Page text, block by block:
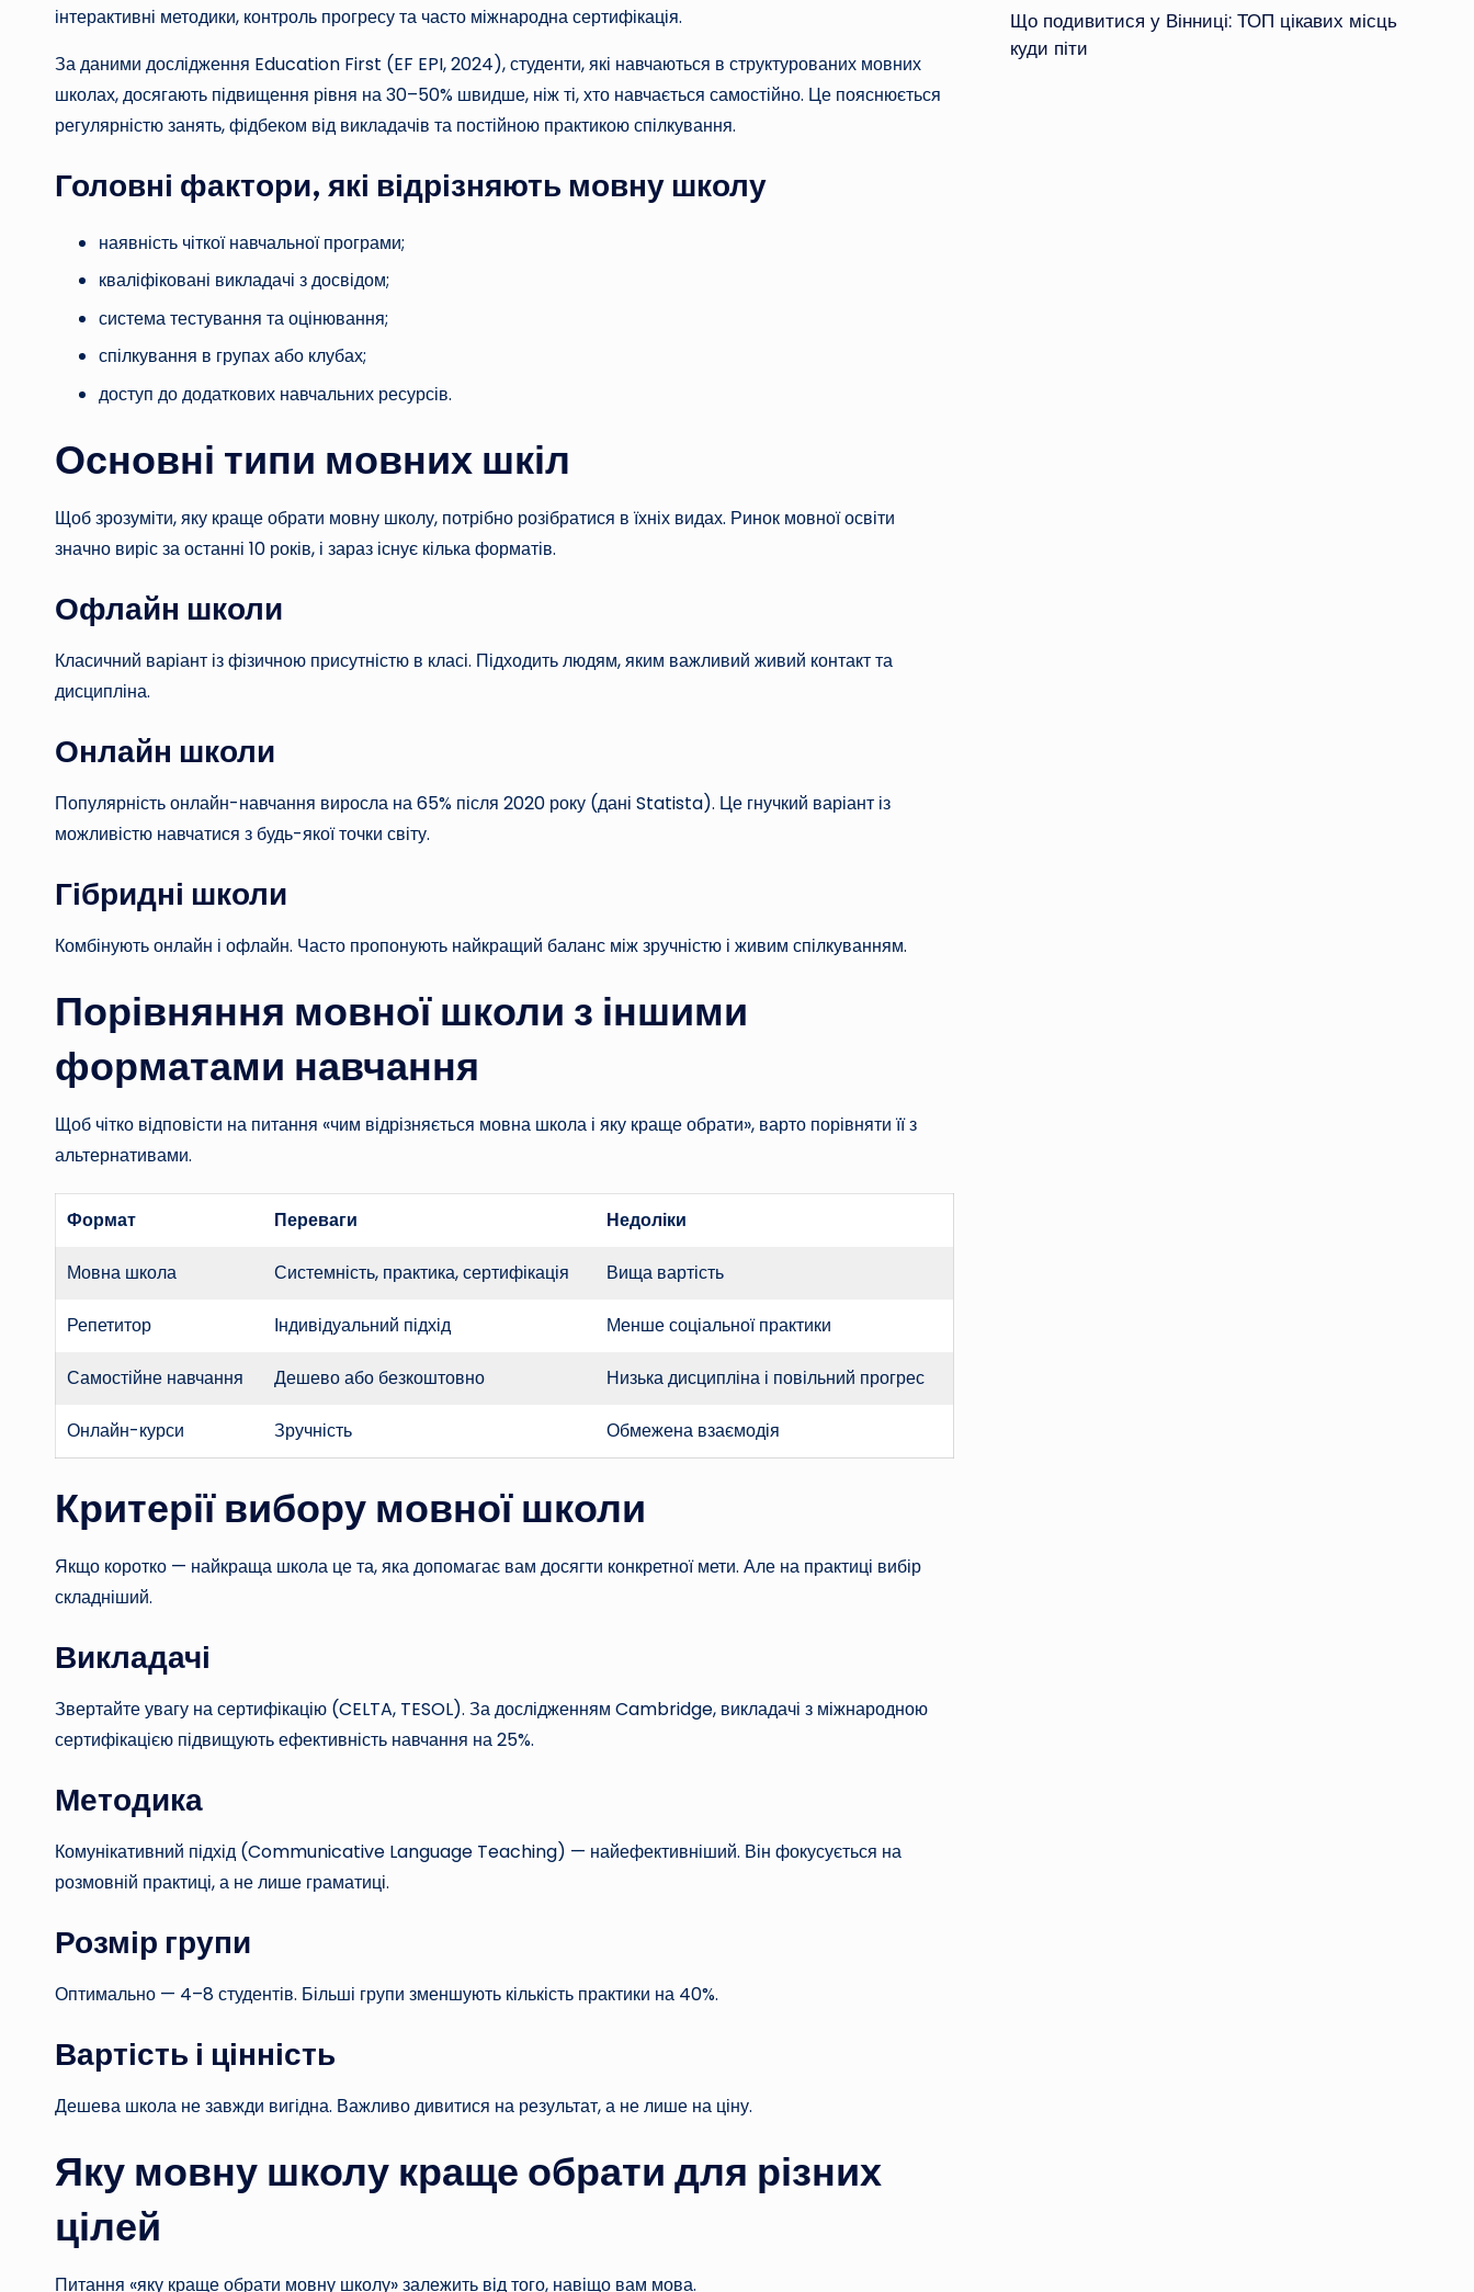
інтерактивні методики, контроль прогресу та часто міжнародна сертифікація.
За даними дослідження Education First (EF EPI, 2024), студенти, які навчаються в структурованих мовних
школах, досягають підвищення рівня на 30–50% швидше, ніж ті, хто навчається самостійно. Це пояснюється
регулярністю занять, фідбеком від викладачів та постійною практикою спілкування.
Головні фактори, які відрізняють мовну школу
наявність чіткої навчальної програми;
кваліфіковані викладачі з досвідом;
система тестування та оцінювання;
спілкування в групах або клубах;
доступ до додаткових навчальних ресурсів.
Основні типи мовних шкіл
Щоб зрозуміти, яку краще обрати мовну школу, потрібно розібратися в їхніх видах. Ринок мовної освіти
значно виріс за останні 10 років, і зараз існує кілька форматів.
Офлайн школи
Класичний варіант із фізичною присутністю в класі. Підходить людям, яким важливий живий контакт та
дисципліна.
Онлайн школи
Популярність онлайн-навчання виросла на 65% після 2020 року (дані Statista). Це гнучкий варіант із
можливістю навчатися з будь-якої точки світу.
Гібридні школи
Комбінують онлайн і офлайн. Часто пропонують найкращий баланс між зручністю і живим спілкуванням.
Порівняння мовної школи з іншими
форматами навчання
Щоб чітко відповісти на питання «чим відрізняється мовна школа і яку краще обрати», варто порівняти її з
альтернативами.
Формат Переваги Недоліки
Мовна школа Системність, практика, сертифікація Вища вартість
Репетитор Індивідуальний підхід Менше соціальної практики
Самостійне навчання Дешево або безкоштовно Низька дисципліна і повільний прогрес
Онлайн-курси Зручність Обмежена взаємодія
Критерії вибору мовної школи
Якщо коротко — найкраща школа це та, яка допомагає вам досягти конкретної мети. Але на практиці вибір
складніший.
Викладачі
Звертайте увагу на сертифікацію (CELTA, TESOL). За дослідженням Cambridge, викладачі з міжнародною
сертифікацією підвищують ефективність навчання на 25%.
Методика
Комунікативний підхід (Communicative Language Teaching) — найефективніший. Він фокусується на
розмовній практиці, а не лише граматиці.
Розмір групи
Оптимально — 4–8 студентів. Більші групи зменшують кількість практики на 40%.
Вартість і цінність
Дешева школа не завжди вигідна. Важливо дивитися на результат, а не лише на ціну.
Яку мовну школу краще обрати для різних
цілей
Питання «яку краще обрати мовну школу» залежить від того, навіщо вам мова.
Що подивитися у Вінниці: ТОП цікавих місць
куди піти